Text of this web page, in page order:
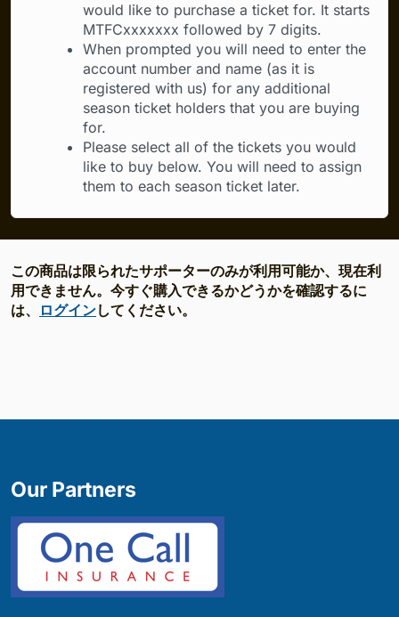
would like to purchase a ticket for. It starts
MTFCxxxxxxx followed by 7 digits.
When prompted you will need to enter the
account number and name (as it is
registered with us) for any additional
season ticket holders that you are buying
for.
Please select all of the tickets you would
like to buy below. You will need to assign
them to each season ticket later.
この商品は限られたサポーターのみが利用可能か、現在利
用できません。今すぐ購入できるかどうかを確認するに
は、
ログインしてください。
Our Partners